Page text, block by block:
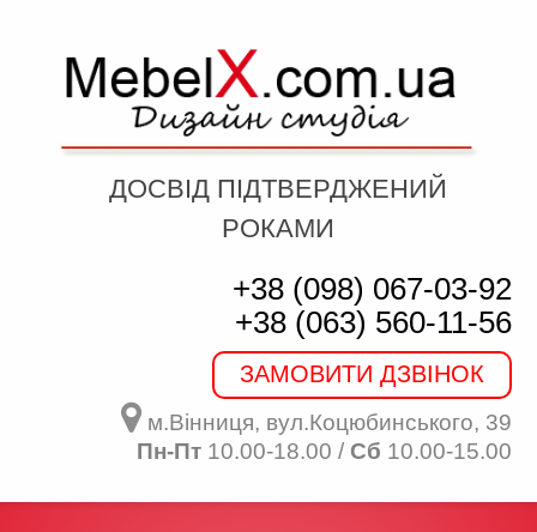
ДОСВІД ПІДТВЕРДЖЕНИЙ
РОКАМИ
+38 (098) 067-03-92
+38 (063) 560-11-56
ЗАМОВИТИ ДЗВІНОК
м.Вінниця, вул.Коцюбинського, 39
Пн-Пт10.00-18.00 / Сб 10.00-15.00